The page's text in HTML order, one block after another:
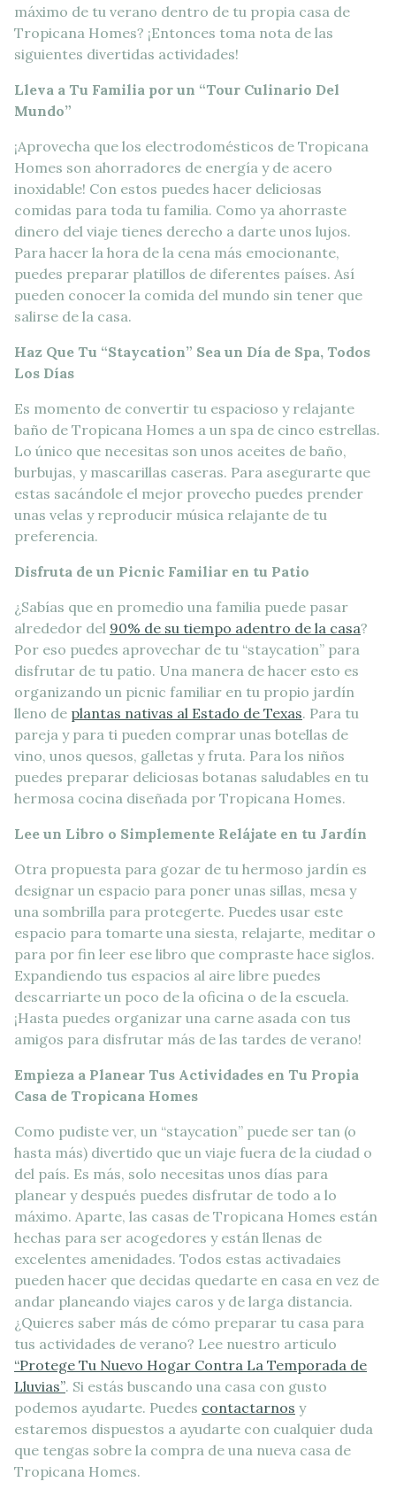
máximo de tu verano dentro de tu propia casa de
Tropicana Homes? ¡Entonces toma nota de las
siguientes divertidas actividades!
Lleva a Tu Familia por un “Tour Culinario Del
Mundo”
¡Aprovecha que los electrodomésticos de Tropicana
Homes son ahorradores de energía y de acero
inoxidable! Con estos puedes hacer deliciosas
comidas para toda tu familia. Como ya ahorraste
dinero del viaje tienes derecho a darte unos lujos.
Para hacer la hora de la cena más emocionante,
puedes preparar platillos de diferentes países. Así
pueden conocer la comida del mundo sin tener que
salirse de la casa.
Haz Que Tu “Staycation” Sea un Día de Spa, Todos
Los Días
Es momento de convertir tu espacioso y relajante
baño de Tropicana Homes a un spa de cinco estrellas.
Lo único que necesitas son unos aceites de baño,
burbujas, y mascarillas caseras. Para asegurarte que
estas sacándole el mejor provecho puedes prender
unas velas y reproducir música relajante de tu
preferencia.
Disfruta de un Picnic Familiar en tu Patio
¿Sabías que en promedio una familia puede pasar
alrededor del 90% de su tiempo adentro de la casa?
Por eso puedes aprovechar de tu “staycation” para
disfrutar de tu patio. Una manera de hacer esto es
organizando un picnic familiar en tu propio jardín
lleno de plantas nativas al Estado de Texas. Para tu
pareja y para ti pueden comprar unas botellas de
vino, unos quesos, galletas y fruta. Para los niños
puedes preparar deliciosas botanas saludables en tu
hermosa cocina diseñada por Tropicana Homes.
Lee un Libro o Simplemente Relájate en tu Jardín
Otra propuesta para gozar de tu hermoso jardín es
designar un espacio para poner unas sillas, mesa y
una sombrilla para protegerte. Puedes usar este
espacio para tomarte una siesta, relajarte, meditar o
para por fin leer ese libro que compraste hace siglos.
Expandiendo tus espacios al aire libre puedes
descarriarte un poco de la oficina o de la escuela.
¡Hasta puedes organizar una carne asada con tus
amigos para disfrutar más de las tardes de verano!
Empieza a Planear Tus Actividades en Tu Propia
Casa de Tropicana Homes
Como pudiste ver, un “staycation” puede ser tan (o
hasta más) divertido que un viaje fuera de la ciudad o
del país. Es más, solo necesitas unos días para
planear y después puedes disfrutar de todo a lo
máximo. Aparte, las casas de Tropicana Homes están
hechas para ser acogedores y están llenas de
excelentes amenidades. Todos estas activadaies
pueden hacer que decidas quedarte en casa en vez de
andar planeando viajes caros y de larga distancia.
¿Quieres saber más de cómo preparar tu casa para
tus actividades de verano? Lee nuestro articulo
“Protege Tu Nuevo Hogar Contra La Temporada de
Lluvias”. Si estás buscando una casa con gusto
podemos ayudarte. Puedes contactarnos y
estaremos dispuestos a ayudarte con cualquier duda
que tengas sobre la compra de una nueva casa de
Tropicana Homes.